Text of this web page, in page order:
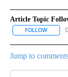
Article Topic
FOLLOW
Jump to